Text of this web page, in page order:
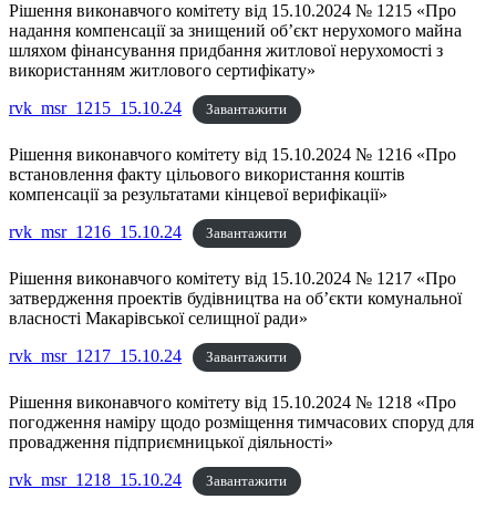
Рішення виконавчого комітету від 15.10.2024 № 1215 «Про
надання компенсації за знищений об’єкт нерухомого майна
шляхом фінансування придбання житлової нерухомості з
використанням житлового сертифікату»
rvk_msr_1215_15.10.24
Завантажити
Рішення виконавчого комітету від 15.10.2024 № 1216 «Про
встановлення факту цільового використання коштів
компенсації за результатами кінцевої верифікації»
rvk_msr_1216_15.10.24
Завантажити
Рішення виконавчого комітету від 15.10.2024 № 1217 «Про
затвердження проектів будівництва на об’єкти комунальної
власності Макарівської селищної ради»
rvk_msr_1217_15.10.24
Завантажити
Рішення виконавчого комітету від 15.10.2024 № 1218 «Про
погодження наміру щодо розміщення тимчасових споруд для
провадження підприємницької діяльності»
rvk_msr_1218_15.10.24
Завантажити